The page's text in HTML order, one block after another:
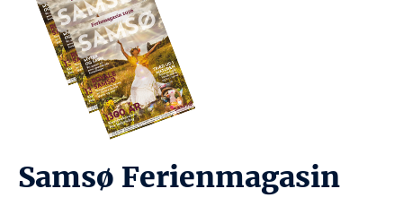
Samsø Ferienmagasin